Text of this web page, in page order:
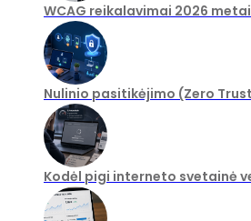
WCAG reikalavimai 2026
Nulinio pasitikėjimo (Zero
Kodėl pigi interneto svetainė